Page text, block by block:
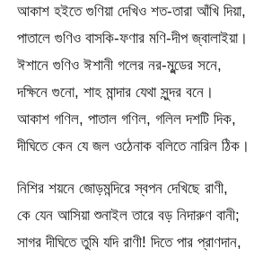
আকাশ হইতে গুণিয়া দেখিও শত-তারা আঁখি দিয়া,
পাতালে গুণিও বাসকি-ফণার মণি-দীপ জ্বালাইয়া।
ঈশানে গুণিও ঈশানী গলের নর-মুন্ডের সনে,
দক্ষিনে গুনো, শাহ মান্দার যেথা সুন্দর বনে।
আকাশ গণিল, পাতাল গণিল, গলিল দশটি দিক,
দীঘিতে কেন যে জল ওঠেনাক বলিতে নারিল ঠিক।
নিশির শয়নে জোড়মন্দিরে স্বপন দেখিছে রাণী,
কে যেন আসিয়া শুনাইল তারে বড় নিদারুণ বানী;
সাগর দীঘিতে তুমি যদি রাণী! দিতে পার প্রাণদান,